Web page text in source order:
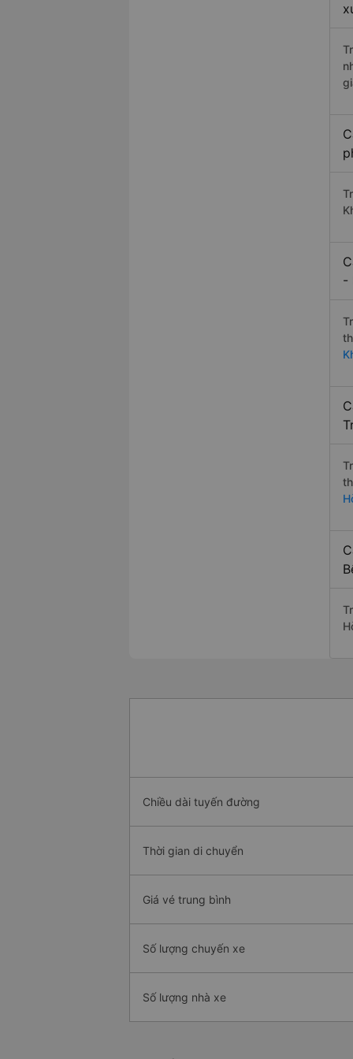
-
Chiều dài tuyến đường
Thời gian di chuyển
Giá vé trung bình
Số lượng chuyến xe
Số lượng nhà xe